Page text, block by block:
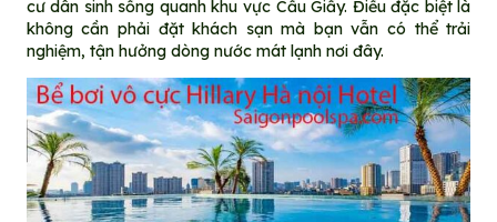
cư dân sinh sống quanh khu vực Cầu Giấy. Điều đặc biệt là
không cần phải đặt khách sạn mà bạn vẫn có thể trải
nghiệm, tận hưởng dòng nước mát lạnh nơi đây.